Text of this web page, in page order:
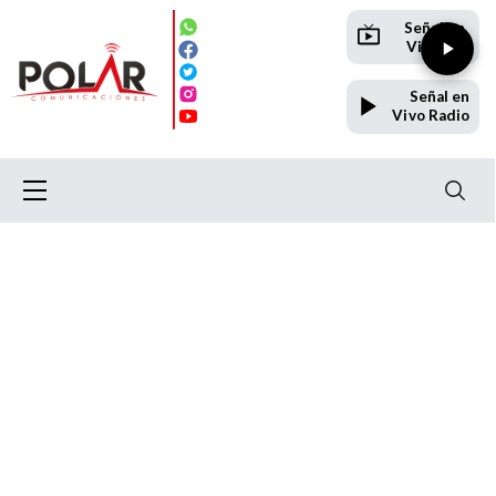
Señal en
Vivo TV
Señal en
Vivo Radio